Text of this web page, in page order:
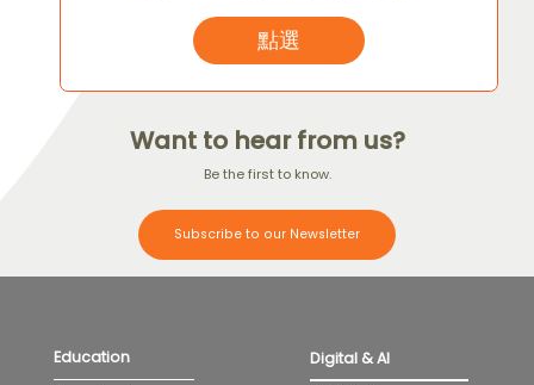
點選
Want to hear from us?
Be the first to know.
Subscribe to our Newsletter
Education Digital & AI